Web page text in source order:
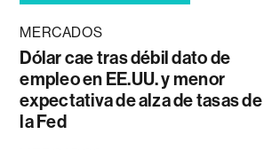
MERCADOS
Dólar cae tras débil dato de
empleo en EE.UU. y menor
expectativa de alza de tasas de
la Fed